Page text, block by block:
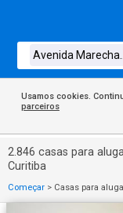
Usamos cookies.
parceiros
2.846 casas para
Curitiba
Começar > Casas para